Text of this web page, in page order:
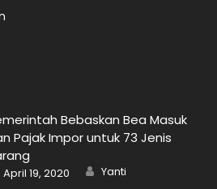
Bebaskan Bea Masuk
Pajak Impor untuk 73 Jenis
Posted
on
April 19, 2020 Author
Yanti